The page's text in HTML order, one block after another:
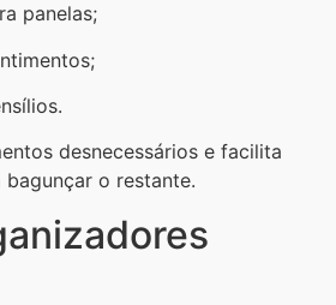
panelas;
desnecessários e facilita
o restante.